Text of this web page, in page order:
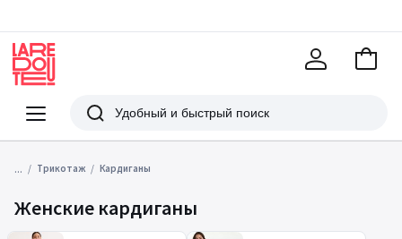
Меню
Redoute
Поиск
В
... Трикотаж Кардиганы
Женские кардиганы